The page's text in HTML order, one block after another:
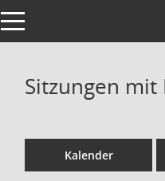
Toggle navigation
Sitzungen
Kalender